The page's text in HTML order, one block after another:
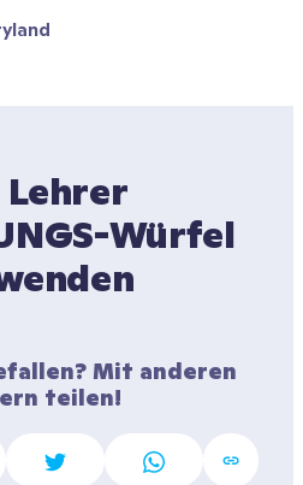
Lehrer
Würfel
Mit anderen
teilen!